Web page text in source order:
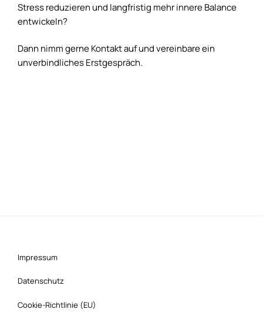
Stress reduzieren und langfristig mehr innere Balance
entwickeln?
Dann nimm gerne Kontakt auf und vereinbare ein
unverbindliches Erstgespräch.
Impressum
Datenschutz
Cookie-Richtlinie (EU)